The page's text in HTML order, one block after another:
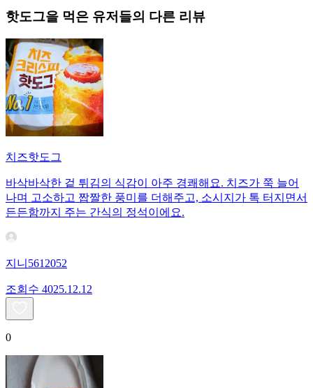
핫도그을 먹은 유저들의 다른 리뷰
치즈핫도그
바삭바삭한 겉 튀김의 식감이 아주 경쾌해요. 치즈가 쭉 늘어
나며 고소하고 짭짤한 풍미를 더해주고, 소시지가 톡 터지면서
든든함까지 주는 간식의 정석이에요.
지니5612052
조회수 4025.12.12
0